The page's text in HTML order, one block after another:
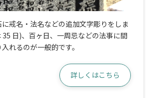
戒名・法名などの追加文字彫りをしま
35 日)、百ヶ日、一周忌などの法事に間
れるのが一般的です。
詳しくはこちら